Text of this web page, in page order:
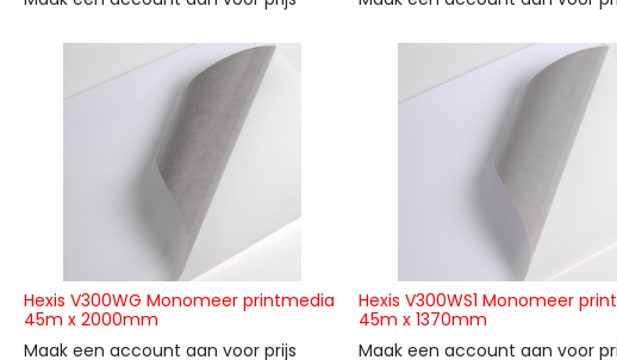
Hexis V300WG Monomeer printmedia
45m x 2000mm
Maak een account aan voor prijs
Hexis V300WS1 Monomeer
45m x 1370mm
Maak een account aan voor